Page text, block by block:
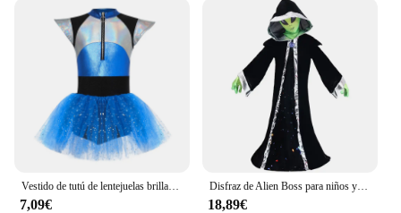
7,09€
Disfraz de Alien Boss para niños y mujeres, ropa de juego de rol para Halloween, novedad de 2024
18,89€